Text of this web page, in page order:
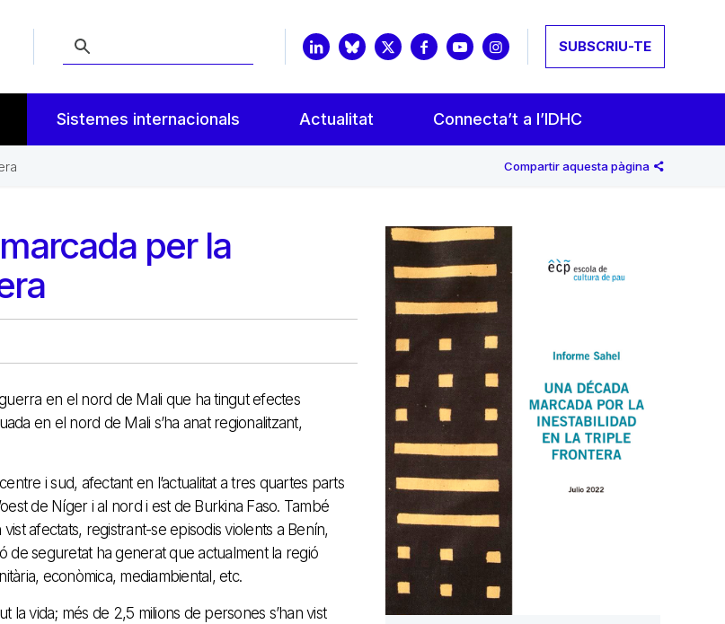
SUBSCRIU-TE
Sistemes internacionals Actualitat Connecta’t a l’IDHC
Compartir aquesta pàgina
per la
en el nord de Mali que ha tingut efectes
en el nord de Mali s’ha anat regionalitzant,
i sud, afectant en l’actualitat a tres quartes parts
de Níger i al nord i est de Burkina Faso. També
afectats, registrant-se episodis violents a Benín,
de seguretat ha generat que actualment la regió
econòmica, mediambiental, etc.
vida; més de 2,5 milions de persones s’han vist